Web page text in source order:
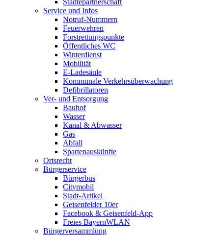
Städtepartnerschaft
Service und Infos
Notruf-Nummern
Feuerwehren
Forstrettungspunkte
Öffentliches WC
Winterdienst
Mobilität
E-Ladesäule
Kommunale Verkehrsüberwachung
Defibrillatoren
Ver- und Entsorgung
Bauhof
Wasser
Kanal & Abwasser
Gas
Abfall
Spartenauskünfte
Ortsrecht
Bürgerservice
Bürgerbus
Citymobil
Stadt-Artikel
Geisenfelder 10er
Facebook & Geisenfeld-App
Freies BayernWLAN
Bürgerversammlung